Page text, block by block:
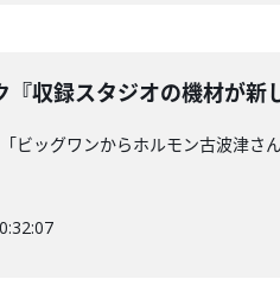
収録スタジオの機材が新
ビッグワンからホルモン古波津さ